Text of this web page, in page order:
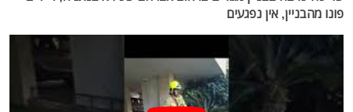
פונו מהבניין, אין נפגעים